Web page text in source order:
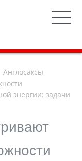
Англосаксы
энергии: задачи